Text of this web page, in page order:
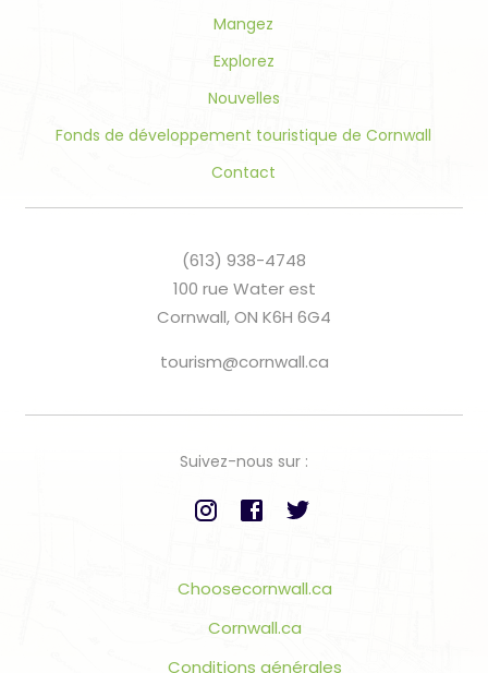
Mangez
Explorez
Nouvelles
Fonds de développement touristique de Cornwall
Contact
(613) 938-4748
100 rue Water est
Cornwall, ON K6H 6G4
tourism@cornwall.ca
Suivez-nous sur :
Choosecornwall.ca
Cornwall.ca
Conditions générales